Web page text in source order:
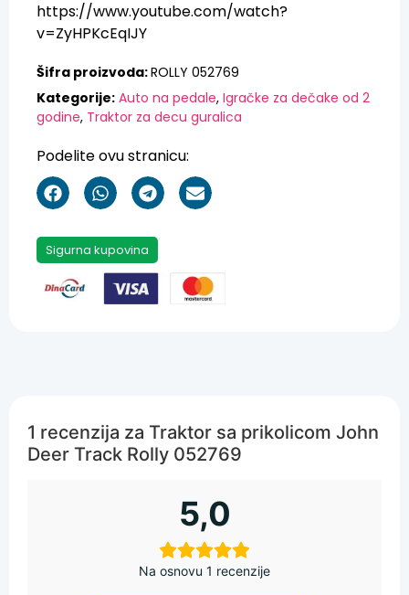
https://www.youtube.com/watch?
v=ZyHPKcEqIJY
Šifra proizvoda:ROLLY 052769
Kategorije: Auto na pedale, Igračke za dečake od 2
godine, Traktor za decu guralica
Podelite ovu stranicu:
Sigurna kupovina
1 recenzija za Traktor sa prikolicom John
Deer Track Rolly 052769
5,0
Na osnovu 1 recenzije